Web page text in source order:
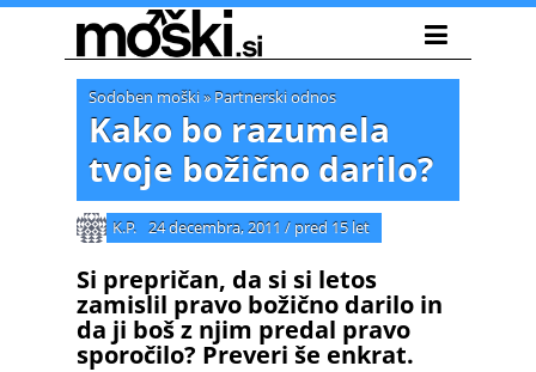
Sodoben moški» Partnerski odnos
Kako bo razumela
tvoje božično darilo?
K.P. 24 decembra, 2011 / pred 15 let
Si prepričan, da si si letos
zamislil pravo božično darilo in
da ji boš z njim predal pravo
sporočilo? Preveri še enkrat.